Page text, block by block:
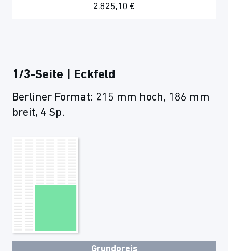
2.825,10 €
1/3-Seite | Eckfeld
Berliner Format: 215 mm hoch, 186 mm
breit, 4 Sp.